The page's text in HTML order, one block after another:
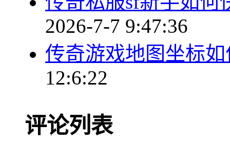
2026-7-7 9:47:36
传奇游戏地图坐标
12:6:22
评论列表